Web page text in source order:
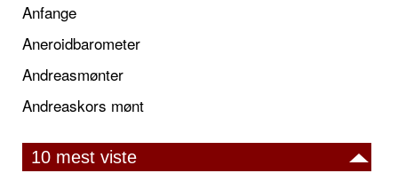
Anfange
Aneroidbarometer
Andreasmønter
Andreaskors mønt
10 mest viste